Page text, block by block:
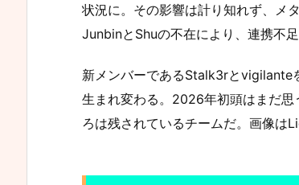
状況に。その影響は計り知れず、メ
JunbinとShuの不在により、連携不足
新メンバーであるStalk3rとvigilante
生まれ変わる。2026年初頭はまだ
ろは残されているチームだ。画像は